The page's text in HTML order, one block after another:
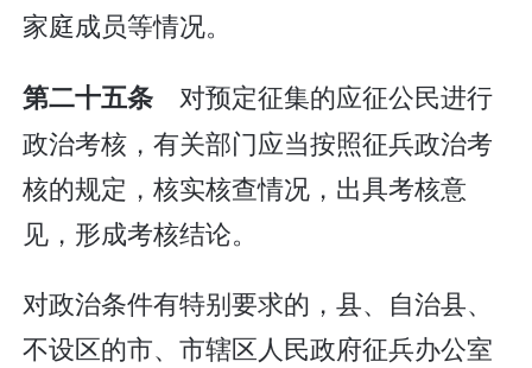
家庭成员等情况。
第二十五条 对预定征集的应征公民进行
政治考核，有关部门应当按照征兵政治考
核的规定，核实核查情况，出具考核意
见，形成考核结论。
对政治条件有特别要求的，县、自治县、
不设区的市、市辖区人民政府征兵办公室